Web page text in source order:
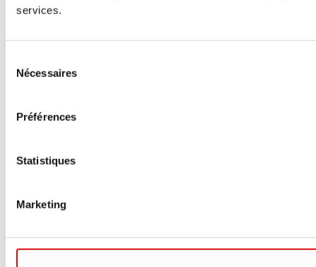
services.
Nécessaires
Préférences
Statistiques
Marketing